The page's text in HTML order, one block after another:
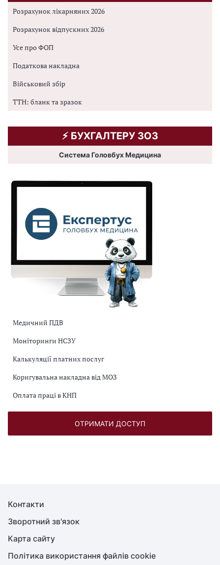
Розрахунок лікарняних 2026
Розрахунок відпускних 2026
Усе про ФОП
Податкова накладна
Військовий збір
ТТН: бланк та зразок
⚡️ БУХГАЛТЕРУ ЗОЗ
Система Головбух Медицина
Медичний ПДВ
Моніторинги НСЗУ
Калькуляції платних послуг
Коригувальна накладна від МОЗ
Оплата праці в КНП
ОТРИМАТИ ДОСТУП
Контакти
Зворотний зв'язок
Карта сайту
Політика використання файлів cookie